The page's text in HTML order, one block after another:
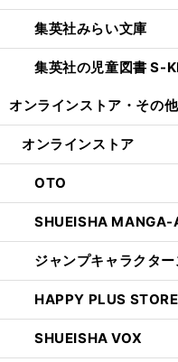
集英社みらい文庫
集英社の児童図書 S-
オンラインストア・ その
オンラインストア
OTO
SHUEISHA MANGA-
ジャンプキャラクタ
HAPPY PLUS STORE
SHUEISHA VOX